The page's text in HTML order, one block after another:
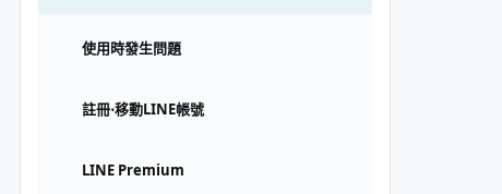
使用時發生問題
註冊⋅移動LINE帳號
LINE Premium